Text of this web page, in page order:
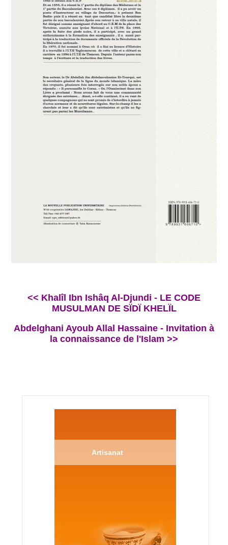
<< Khalîl Ibn Ishâq Al-Djundi - LE CODE
MUSULMAN DE SÏDÏ KHELÏL
Abdelghani Ayoub Allal Hassaine - Invitation à
la connaissance de l'Islam >>
Artisanat